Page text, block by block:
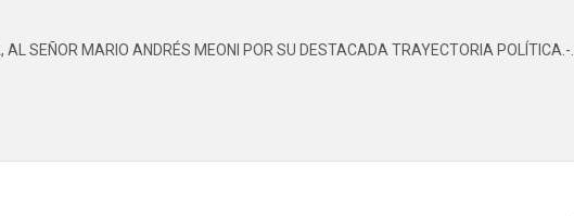
SEÑOR MARIO ANDRÉS MEONI POR SU DESTACADA TRAYECTORIA POLÍTICA.-.